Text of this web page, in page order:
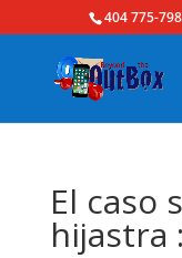
404 775-
El caso
hijastra